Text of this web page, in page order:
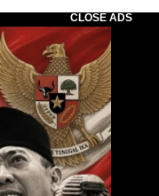
CLOSE ADS